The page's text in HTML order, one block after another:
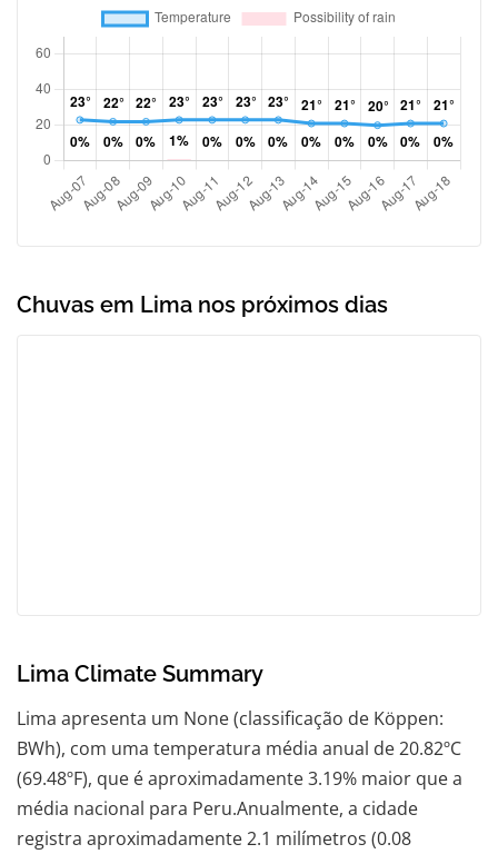
Chuvas em Lima nos próximos dias
Lima Climate Summary
Lima apresenta um None (classificação de Köppen:
BWh), com uma temperatura média anual de 20.82ºC
(69.48ºF), que é aproximadamente 3.19% maior que a
média nacional para Peru.Anualmente, a cidade
registra aproximadamente 2.1 milímetros (0.08